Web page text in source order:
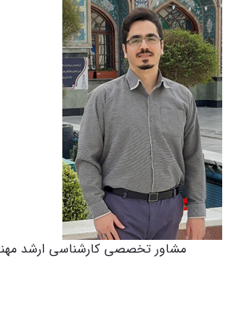
مشاور تخصصی کارشناسی ارشد